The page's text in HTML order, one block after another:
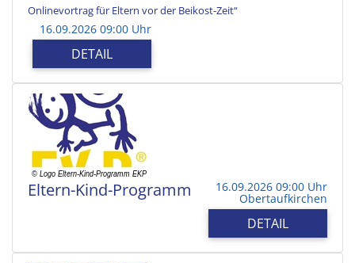
Onlinevortrag für Eltern vor der Beikost-Zeit“
16.09.2026 09:00 Uhr
DETAIL
Eltern-Kind-Programm 16.09.2026 09:00 Uhr
Obertaufkirchen
DETAIL